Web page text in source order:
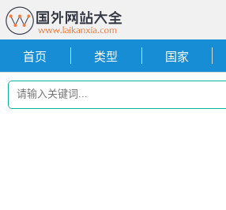
首页 类型 国家